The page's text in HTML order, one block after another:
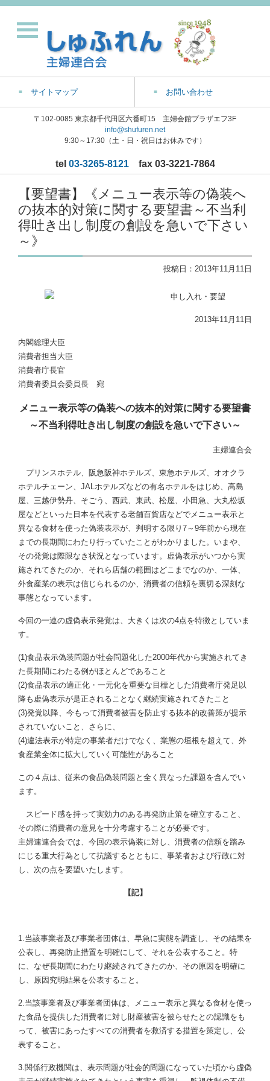
サイトマップ お問い合わせ
〒102-0085 東京都千代田区六番町15 主婦会館プラザエフ3F
info@shufuren.net
9:30～17:30（土・日・祝日はお休みです）
tel 03-3265-8121fax 03-3221-7864
【要望書】《メニュー表示等の偽装へ
の抜本的対策に関する要望書～不当利
得吐き出し制度の創設を急いで下さい
～》
投稿日： 2013年11月11日
2013年11月11日
内閣総理大臣
消費者担当大臣
消費者庁長官
消費者委員会委員長 宛
メニュー表示等の偽装への抜本的対策に関する要望書
～不当利得吐き出し制度の創設を急いで下さい～
主婦連合会
プリンスホテル、阪急阪神ホテルズ、東急ホテルズ、オオクラ
ホテルチェーン、JALホテルズなどの有名ホテルをはじめ、高島
屋、三越伊勢丹、そごう、西武、東武、松屋、小田急、大丸松坂
屋などといった日本を代表する老舗百貨店などでメニュー表示と
異なる食材を使った偽装表示が、判明する限り7～9年前から現在
までの長期間にわたり行っていたことがわかりました。いまや、
その発覚は際限なき状況となっています。虚偽表示がいつから実
施されてきたのか、それら店舗の範囲はどこまでなのか、一体、
外食産業の表示は信じられるのか、消費者の信頼を裏切る深刻な
事態となっています。
今回の一連の虚偽表示発覚は、大きくは次の4点を特徴としていま
す。
(1)食品表示偽装問題が社会問題化した2000年代から実施されてき
た長期間にわたる例がほとんどであること
(2)食品表示の適正化・一元化を重要な目標とした消費者庁発足以
降も虚偽表示が是正されることなく継続実施されてきたこと
(3)発覚以降、今もって消費者被害を防止する抜本的改善策が提示
されていないこと、さらに、
(4)違法表示が特定の事業者だけでなく、業態の垣根を超えて、外
食産業全体に拡大していく可能性があること
この４点は、従来の食品偽装問題と全く異なった課題を含んでい
ます。
スピード感を持って実効力のある再発防止策を確立すること、
その際に消費者の意見を十分考慮することが必要です。
主婦連連合会では、今回の表示偽装に対し、消費者の信頼を踏み
にじる重大行為として抗議するとともに、事業者および行政に対
し、次の点を要望いたします。
【記】
1.当該事業者及び事業者団体は、早急に実態を調査し、その結果を
公表し、再発防止措置を明確にして、それを公表すること。特
に、なぜ長期間にわたり継続されてきたのか、その原因を明確に
し、原因究明結果を公表すること。
2.当該事業者及び事業者団体は、メニュー表示と異なる食材を使っ
た食品を提供した消費者に対し財産被害を被らせたとの認識をも
って、被害にあったすべての消費者を救済する措置を策定し、公
表すること。
3.関係行政機関は、表示問題が社会的問題になっていた頃から虚偽